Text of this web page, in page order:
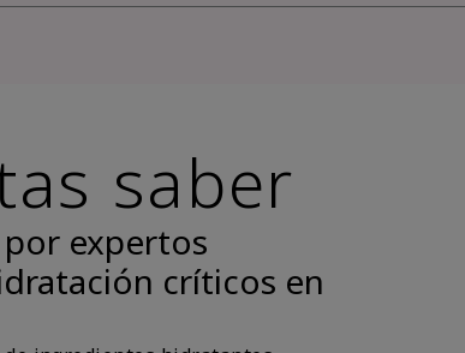
saber
expertos
críticos en